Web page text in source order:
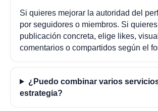
Si quieres mejorar la autoridad del
por seguidores o miembros. Si
publicación concreta, elige likes,
comentarios o compartidos según el
¿Puedo combinar varios
estrategia?